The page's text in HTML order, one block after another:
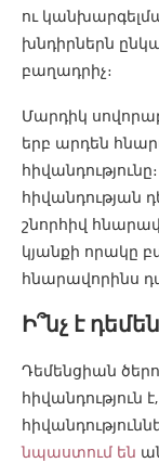
ու
խնդիրներն
բաղադրիչ։
Մարդիկ
երբ արդեն
հիվանդության
շնորհիվ
կյանքի որակը
հնարավորինս
Ի՞նչ է
Դեմենցիան
հիվանդություն
նպաստում են